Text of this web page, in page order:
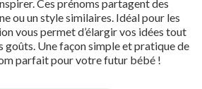
Ces prénoms partagent des
ou un style similaires. Idéal pour les
vous permet d’élargir vos idées tout
goûts. Une façon simple et pratique de
parfait pour votre futur bébé !